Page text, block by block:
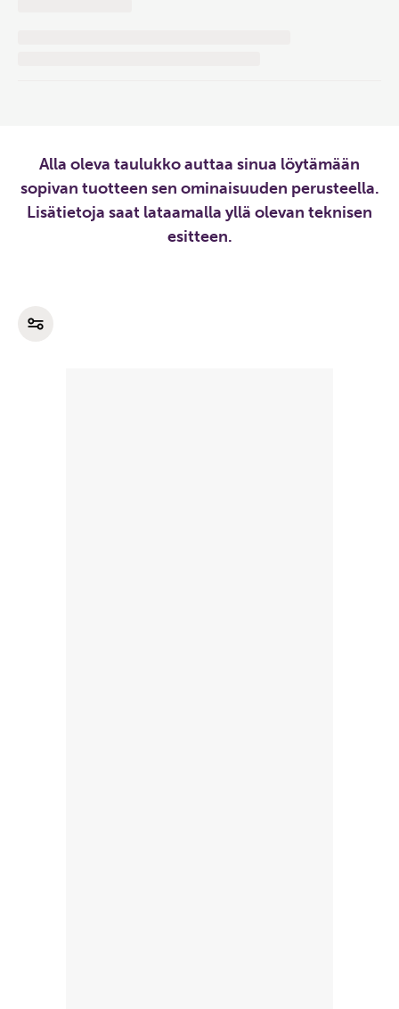
Alla oleva taulukko auttaa sinua löytämään
sopivan tuotteen sen ominaisuuden perusteella.
Lisätietoja saat lataamalla yllä olevan teknisen
esitteen.